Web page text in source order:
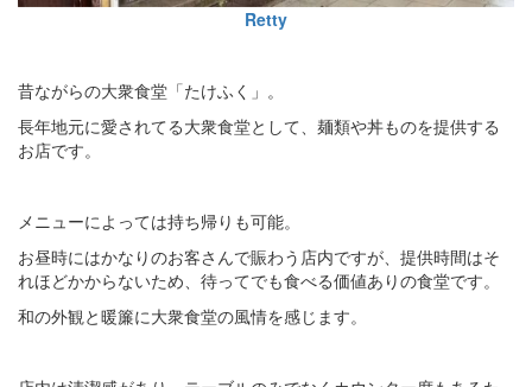
Retty
昔ながらの大衆食堂「たけふく」。
長年地元に愛されてる大衆食堂として、麺類や丼ものを提供する
お店です。
メニューによっては持ち帰りも可能。
お昼時にはかなりのお客さんで賑わう店内ですが、提供時間はそ
れほどかからないため、待ってでも食べる価値ありの食堂です。
和の外観と暖簾に大衆食堂の風情を感じます。